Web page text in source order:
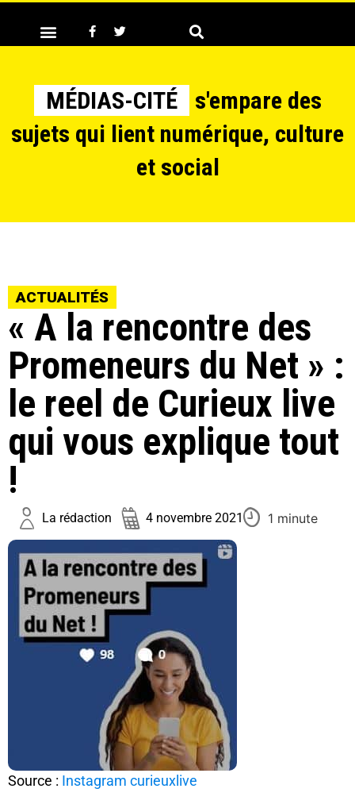
MÉDIAS-CITÉ
s'empare des
sujets qui lient numérique, culture
et social
ACTUALITÉS
« A la rencontre des
Promeneurs du Net » :
le reel de Curieux live
qui vous explique tout
!
La rédaction 4 novembre 2021 1 minute
Source : Instagram curieuxlive